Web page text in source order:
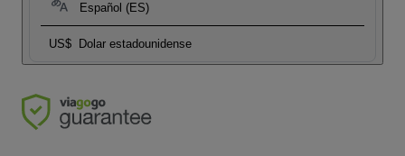
Español (ES)
US$ Dolar estadounidense